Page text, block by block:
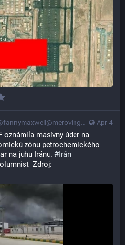
Apr 4
fannymaxwell@merovingian.club
oznámila masívny úder na
zónu petrochemického
na juhu Iránu. #Irán
Zdroj: